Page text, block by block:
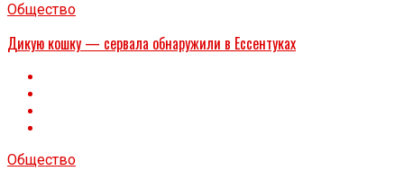
Общество
Дикую кошку — сервала обнаружили в Ессентуках
Общество